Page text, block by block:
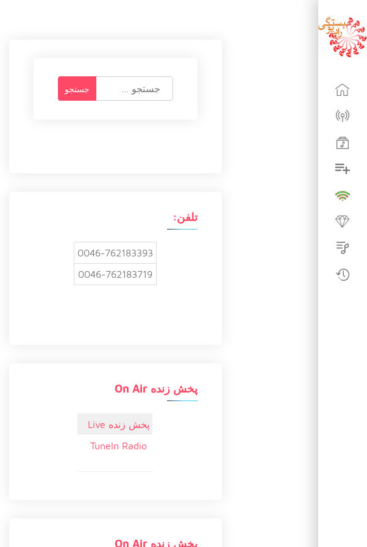
س
تلفن:
0046-762183393
0046-762183719
پخش زنده On Air
پخش زنده Live
TuneIn Radio
پخش زنده On Air